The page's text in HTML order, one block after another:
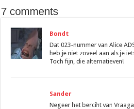
7 comments
Bondt
Dat 023-nummer van Alice
heb je niet zoveel aan als je
Toch fijn, die alternatieven!
Sander
Negeer het berciht van